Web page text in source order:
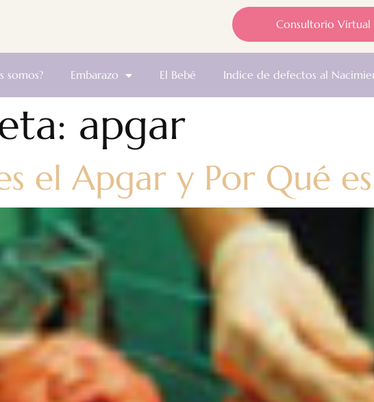
Consultorio Virtual
somos? Embarazo El Bebé Indice de defectos al
apgar
el Apgar y Por Qué